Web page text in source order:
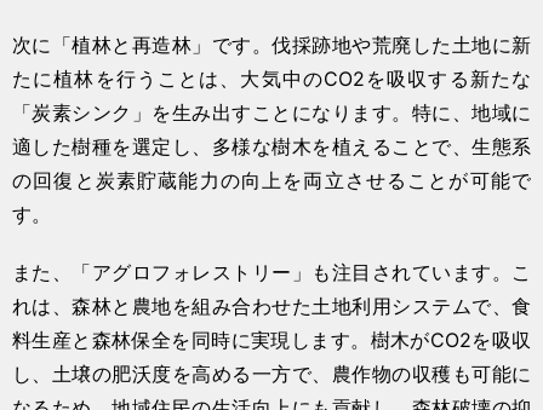
次に「植林と再造林」です。伐採跡地や荒廃した土地に新
たに植林を行うことは、大気中のCO2を吸収する新たな
「炭素シンク」を生み出すことになります。特に、地域に
適した樹種を選定し、多様な樹木を植えることで、生態系
の回復と炭素貯蔵能力の向上を両立させることが可能で
す。
また、「アグロフォレストリー」も注目されています。こ
れは、森林と農地を組み合わせた土地利用システムで、食
料生産と森林保全を同時に実現します。樹木がCO2を吸収
し、土壌の肥沃度を高める一方で、農作物の収穫も可能に